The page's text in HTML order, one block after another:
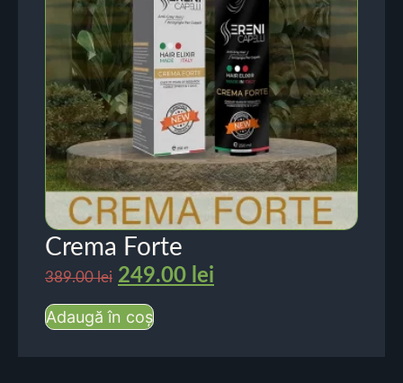
Crema Forte
389.00lei 249.00 lei
Adaugă în coș